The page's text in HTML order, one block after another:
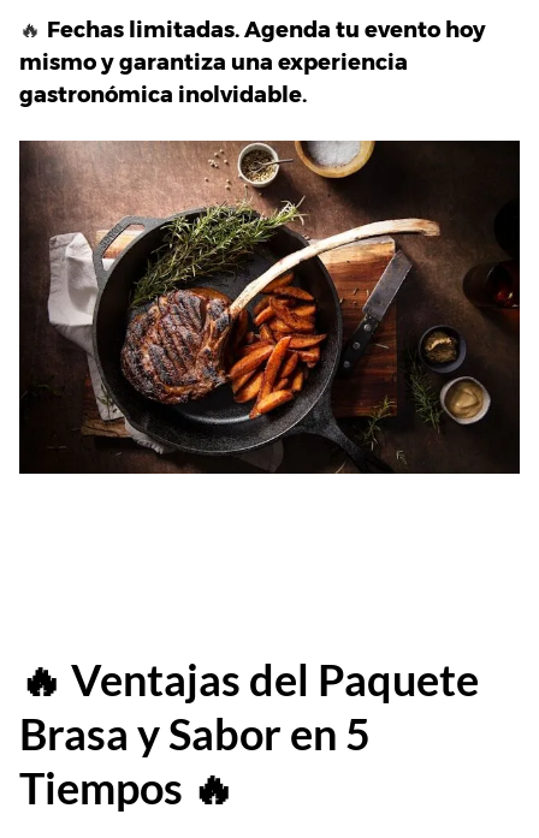
🔥 Fechas limitadas. Agenda tu evento hoy
mismo y garantiza una experiencia
gastronómica inolvidable.
🔥 Ventajas del Paquete
Brasa y Sabor en 5
Tiempos 🔥